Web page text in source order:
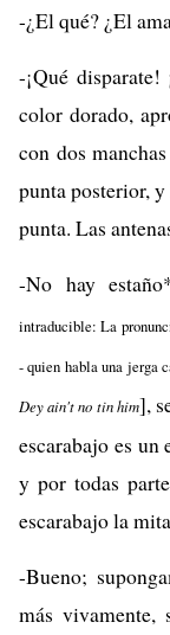
-¿El qué? ¿El
-¡Qué
color dorado,
con dos
punta posterior,
punta. Las
-No hay
intraducible: La
- quien habla una jerga
Dey ain't no tin him],
escarabajo es
y por todas
escarabajo la
-Bueno;
más